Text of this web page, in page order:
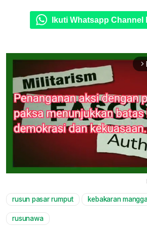
Ikuti Whatsapp Channel
arrow_forward_ios
rusun pasar rumput kebakaran
rusunawa